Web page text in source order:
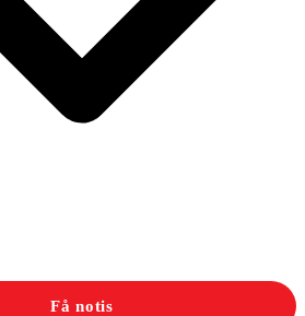
Få notis